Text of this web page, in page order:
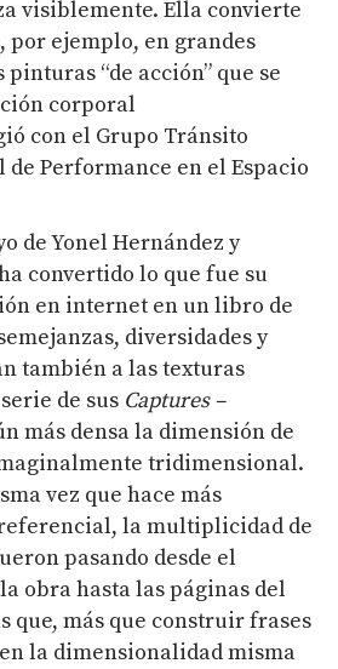
visiblemente. Ella convierte
por ejemplo, en grandes
“de acción” que se
corporal
con el Grupo Tránsito
Performance en el Espacio
de Yonel Hernández y
convertido lo que fue su
en internet en un libro de
diversidades y
también a las texturas
de sus Captures–
más densa la dimensión de
tridimensional.
vez que hace más
la multiplicidad de
pasando desde el
obra hasta las páginas del
que, más que construir frases
la dimensionalidad misma